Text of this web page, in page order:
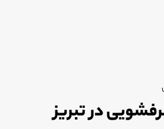
در تبریز